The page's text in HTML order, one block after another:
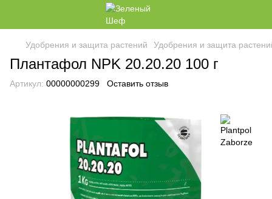
Удобрения и защита растений Удобрения и защита
Плантафол NPK 20.20.20 100 г
Артикул: 00000000299 Оставить отзыв